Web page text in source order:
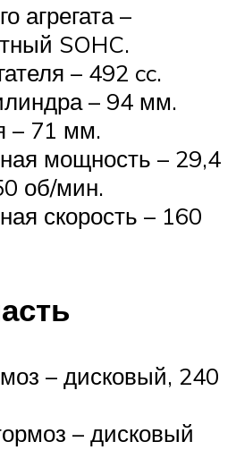
агрегата –
SOHC.
– 492 cc.
– 94 мм.
– 71 мм.
мощность – 29,4
об/мин.
скорость – 160
– дисковый, 240
– дисковый